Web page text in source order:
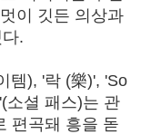
이 깃든 의상과
.
템), '락 (樂)', 'So
소셜 패스)는 관
편곡돼 흥을 돋